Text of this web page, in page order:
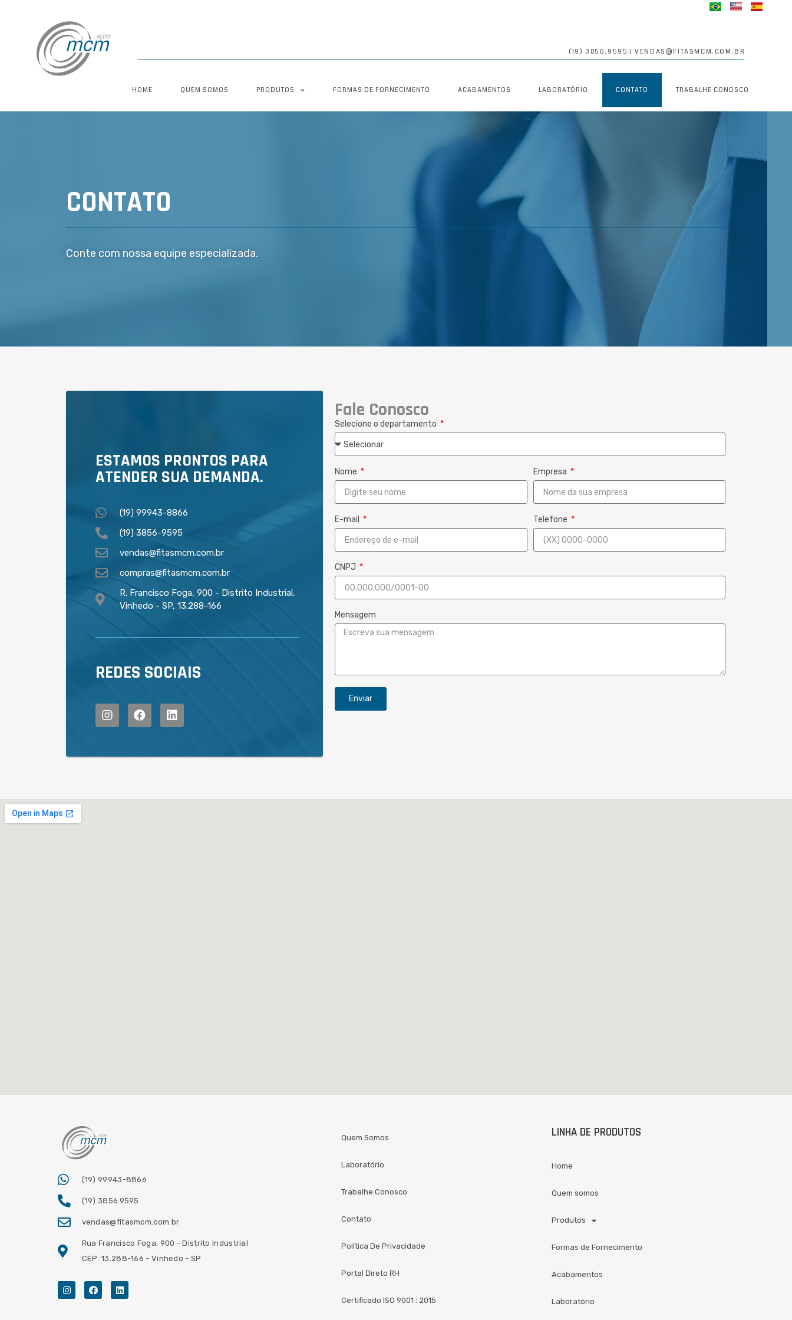
(19) 3856.9595 IVENDAS@FITASMCM.COM.BR
HOME QUEM SOMOS PRODUTOS FORMAS DE FORNECIMENTO ACABAMENTOS LABORATÓRIO CONTATO TRABALHE CONOSCO
CONTATO
Conte com nossa equipe especializada.
ESTAMOS PRONTOS PARA
ATENDER SUA DEMANDA.
(19) 99943-8866
(19) 3856-9595
vendas@fitasmcm.com.br
compras@fitasmcm.com.br
R. Francisco Foga, 900 - Distrito Industrial,
Vinhedo - SP, 13.288-166
REDES SOCIAIS
Fale Conosco
Selecione o departamento
Nome Empresa
E-mail Telefone
CNPJ
Mensagem
Enviar
(19) 99943-8866
(19) 3856.9595
vendas@fitasmcm.com.br
Rua Francisco Foga, 900 - Distrito Industrial
CEP: 13.288-166 - Vinhedo - SP
Quem Somos
Laboratório
Trabalhe Conosco
Contato
Política De Privacidade
Portal Direto RH
Certificado ISO 9001 : 2015
LINHA DE PRODUTOS
Home
Quem somos
Produtos
Formas de Fornecimento
Acabamentos
Laboratório